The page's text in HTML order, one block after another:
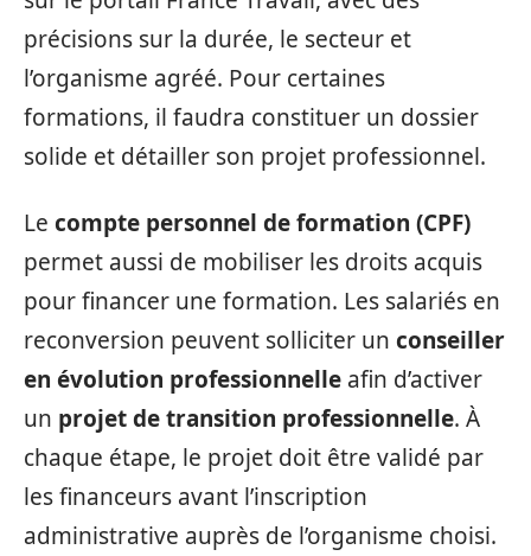
précisions sur la durée, le secteur et
l’organisme agréé. Pour certaines
formations, il faudra constituer un dossier
solide et détailler son projet professionnel.
Le compte personnel de formation (CPF)
permet aussi de mobiliser les droits acquis
pour financer une formation. Les salariés en
reconversion peuvent solliciter un conseiller
en évolution professionnelle afin d’activer
un projet de transition professionnelle. À
chaque étape, le projet doit être validé par
les financeurs avant l’inscription
administrative auprès de l’organisme choisi.